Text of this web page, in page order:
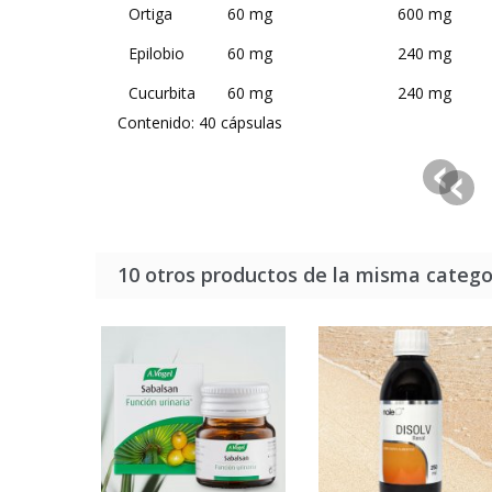
Ortiga 60 mg
600 mg
Epilobio
60 mg
240 mg
Cucurbita
60 mg
240 mg
Contenido: 40 cápsulas
10 otros productos de la misma